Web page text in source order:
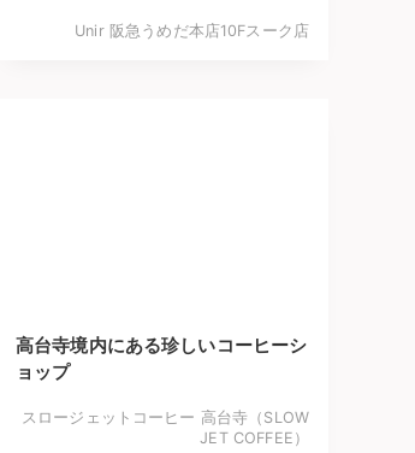
Unir 阪急うめだ本店10Fスーク店
高台寺境内にある珍しいコーヒーシ
ョップ
スロージェットコーヒー 高台寺（SLOW
JET COFFEE）